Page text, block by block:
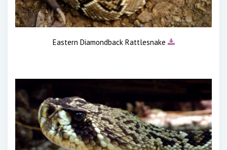
Eastern Diamondback Rattlesnake